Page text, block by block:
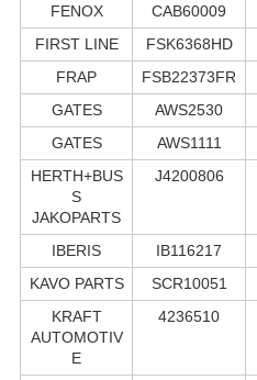
FENOX CAB60009
FIRST LINE
FSK6368HD
FRAP
FSB22373FR
GATES
AWS2530
GATES
AWS1111
HERTH+BUS
S
JAKOPARTS
J4200806
IBERIS IB116217
KAVO PARTS
SCR10051
KRAFT
AUTOMOTIV
E
4236510